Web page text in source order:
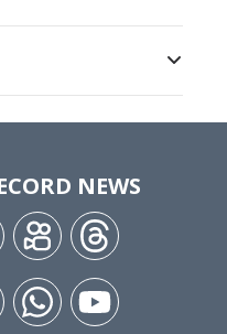
NEWS